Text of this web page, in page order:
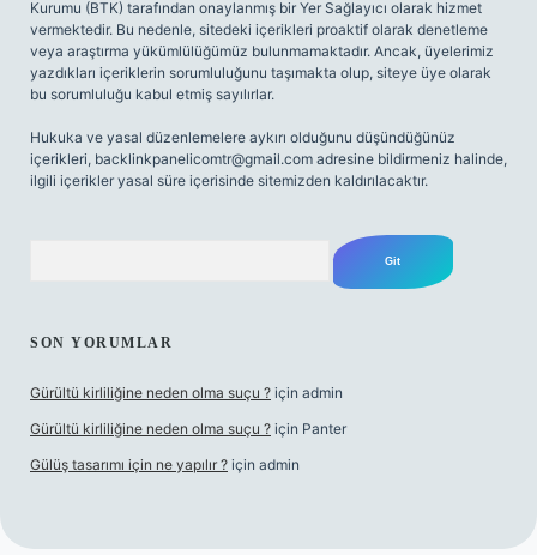
Kurumu (BTK) tarafından onaylanmış bir Yer Sağlayıcı olarak hizmet
vermektedir. Bu nedenle, sitedeki içerikleri proaktif olarak denetleme
veya araştırma yükümlülüğümüz bulunmamaktadır. Ancak, üyelerimiz
yazdıkları içeriklerin sorumluluğunu taşımakta olup, siteye üye olarak
bu sorumluluğu kabul etmiş sayılırlar.
Hukuka ve yasal düzenlemelere aykırı olduğunu düşündüğünüz
içerikleri, backlinkpanelicomtr@gmail.com adresine bildirmeniz halinde,
ilgili içerikler yasal süre içerisinde sitemizden kaldırılacaktır.
SON YORUMLAR
Gürültü kirliliğine neden olma suçu ? için admin
Gürültü kirliliğine neden olma suçu ? için Panter
Gülüş tasarımı için ne yapılır ? için admin